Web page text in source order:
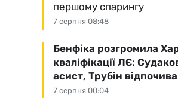
7 серпня 08:48
першому спарингу
7 серпня 00:04
Бенфіка розгромила
кваліфікації ЛЄ:
асист, Трубін